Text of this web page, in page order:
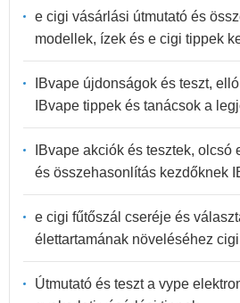
e cigi vásárlási útmutató és
modellek, ízek és e cigi tippek
IBvape újdonságok és teszt,
IBvape tippek és tanácsok a
IBvape akciók és tesztek,
és összehasonlítás kezdőknek
e cigi fűtőszál cseréje és
élettartamának növeléséhez
Útmutató és teszt a vype